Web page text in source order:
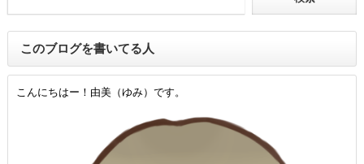
このブログを書いてる人
こんにちはー！由美（ゆみ）です。